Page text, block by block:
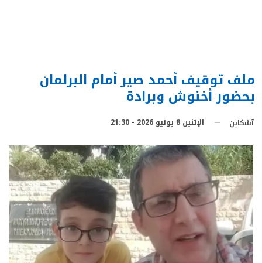
ملف توقيف أحمد صير أمام البرلمان
بحضور أخنوش وبرادة
آشكاين الإثنين 8 يونيو 2026 - 21:30